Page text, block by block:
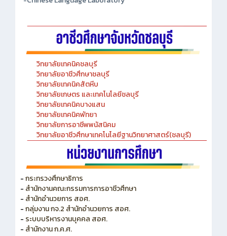
วิทยาลัยเทคนิคชลบุรี
วิทยาลัยอาชีวศึกษาชลบุรี
วิทยาลัยเทคนิคสัตหีบ
วิทยาลัยเกษตร และเทคโนโลยีชลบุรี
วิทยาลัยเทคนิคบางแสน
วิทยาลัยเทคนิคพัทยา
วิทยาลัยการอาชีพพนัสนิคม
วิทยาลัยอาชีวศึกษาเทคโนโลยีฐานวิทยาศาสตร์(ชลบุรี)
-กระทรวงศึกษาธิการ
- สำนักงานคณะกรรมการการอาชีวศึกษา
- สำนักอำนวยการ สอศ.
-กลุ่มงาน กจ.2 สำนักอำนวยการ สอศ.
- ระบบบริหารงานบุคคล สอศ.
- สำนักงาน ก.ค.ศ.